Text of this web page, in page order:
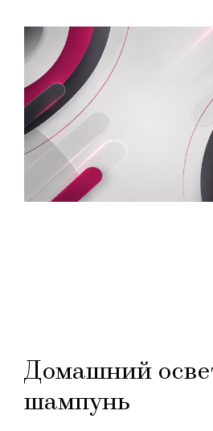
Домашний
шампунь